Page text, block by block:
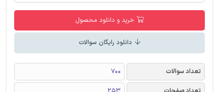
خرید و دانلود محصول
دانلود رایگان سوالات
تعداد سوالات
700